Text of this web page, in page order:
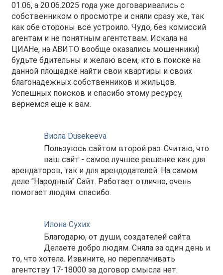
01.06, а 20.06.2025 года уже договаривались с
собственником о просмотре и сняли сразу же, так
как обе стороны всё устроило. Чудо, без комиссий
агентам и не понятным агентствам. Искала на
ЦИАНе, на АВИТО вообще оказались мошенники)
будьте бдительны и желаю всем, кто в поиске на
данной площадке найти свои квартиры и своих
благонадежных собственников и жильцов.
Успешных поисков и спасибо этому ресурсу,
вернемся еще к вам.
Виола Dusekeeva
Пользуюсь сайтом второй раз. Считаю, что
ваш сайт - самое лучшее решение как для
арендаторов, так и для арендодателей. На самом
деле "Народный" Сайт. Работает отлично, очень
помогает людям. спасибо.
Илона Сухих
Благодарю, от души, создателей сайта.
Делаете добро людям. Сняла за один день и
то, что хотела. Извините, но переплачивать
агентству 17-18000 за договор смысла нет.